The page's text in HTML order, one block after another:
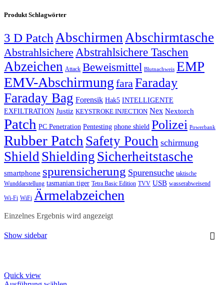
Produkt Schlagwörter
3 D Patch AbschirmenAbschirmtasche
Abstrahlsichere Abstrahlsichere Taschen
Abzeichen Attack Beweismittel Blutnachweis EMP
EMV-Abschirmung faraFaraday
Faraday Bag Forensik Hak5 INTELLIGENTE
EXFILTRATION Justiz KEYSTROKE INJECTION Nex Nextorch
Patch PC Penetration Pentesting phone shield Polizei Powerbank
Rubber Patch Safety Pouch schirmung
ShieldShielding Sicherheitstasche
smartphone spurensicherung Spurensuche taktische
Wunddarstellung tasmanian tiger Tetra Basic Edition TVV USB wasserabweisend
Wi-Fi WiFi Ärmelabzeichen
Einzelnes Ergebnis wird angezeigt
Show sidebar
Quick view